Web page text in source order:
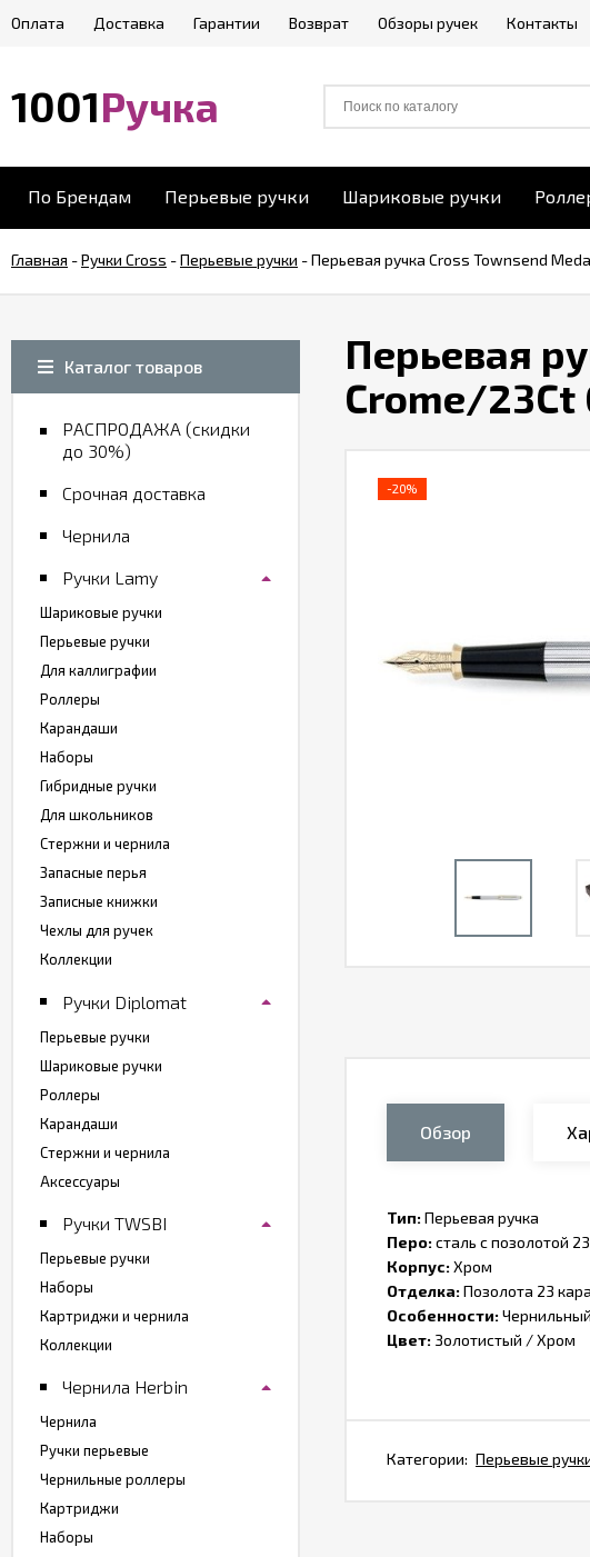
Оплата Доставка Гарантии Возврат Обзоры ручек Контакты
1001Ручка
По Брендам Перьевые ручки Шариковые ручки
Главная -Ручки Cross -Перьевые ручки -Перьевая ручка Cross Townsend
Перьевая
Crome/23Ct
-20%
Обзор
Тип:Перьевая ручка
Перо:сталь с позолотой
Корпус:Хром
Отделка:Позолота 23
Особенности:
Цвет: Золотистый / Хром
Категории: Перьевые
Каталог товаров
РАСПРОДАЖА (скидки
до 30%)
Срочная доставка
Чернила
Ручки Lamy
Шариковые ручки
Перьевые ручки
Для каллиграфии
Роллеры
Карандаши
Наборы
Гибридные ручки
Для школьников
Стержни и чернила
Запасные перья
Записные книжки
Чехлы для ручек
Коллекции
Ручки Diplomat
Перьевые ручки
Шариковые ручки
Роллеры
Карандаши
Стержни и чернила
Аксессуары
Ручки TWSBI
Перьевые ручки
Наборы
Картриджи и чернила
Коллекции
Чернила Herbin
Чернила
Ручки перьевые
Чернильные роллеры
Картриджи
Наборы